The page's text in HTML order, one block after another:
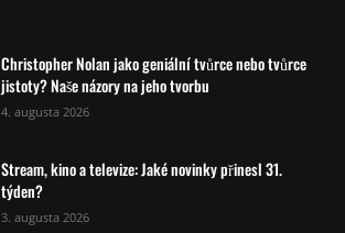
Christopher Nolan jako geniální tvůrce nebo tvůrce
jistoty? Naše názory na jeho tvorbu
4. augusta 2026
Stream, kino a televize: Jaké novinky přinesl 31.
týden?
3. augusta 2026